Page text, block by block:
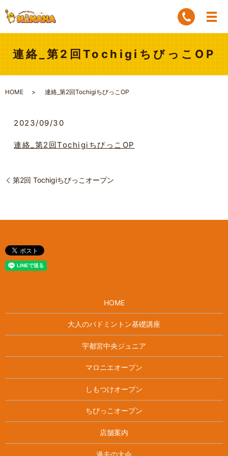
連絡_第2回TochigiちびっこOP
HOME 連絡_第2回TochigiちびっこOP
2023/09/30
連絡_第2回TochigiちびっこOP
第2回 Tochigiちびっこオープン
HOME
大人のバドミントン基礎講座
宇都宮中央ジュニア
マロニエオープン
しもつけオープン
ちびっこオープン
店舗案内
過去の大会